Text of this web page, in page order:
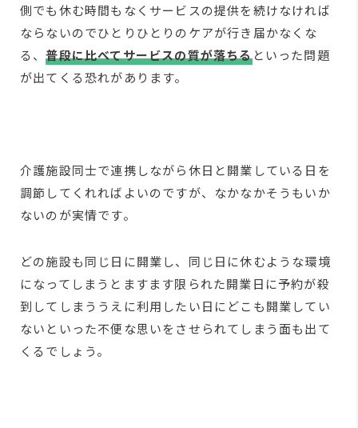
側でも休む時間もなくサービスの提供を続けなければ
ならないのでひとりひとりのケアが行き届かなくな
る、普段に比べてサービスの質が落ちるといった問題
が出てくる恐れがあります。
介護施設同士で連携しながら休日と開業している日を
調節してくれればよいのですが、なかなかそうもいか
ないのが実情です。
どの施設も同じ日に開業し、同じ日に休むような環境
になってしまうとますます限られた開業日に予約が殺
到してしまううえに利用したい日にどこも開業してい
ないといった不便な思いをさせられてしまう面も出て
くるでしょう。